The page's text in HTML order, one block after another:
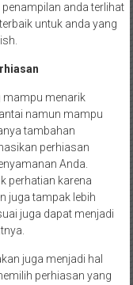
anda terlihat
untuk anda yang
mampu menarik
namun mampu
tambahan
perhiasan
Anda.
perhatian karena
juga tampak lebih
juga dapat menjadi
juga menjadi hal
perhiasan yang